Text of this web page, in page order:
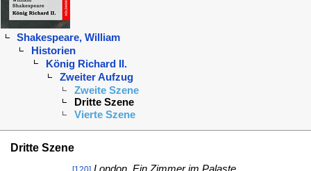
Shakespeare, William
Historien
König Richard II.
Zweiter Aufzug
Zweite Szene
Dritte Szene
Vierte Szene
Dritte Szene
[120] London. Ein Zimmer im Palaste.